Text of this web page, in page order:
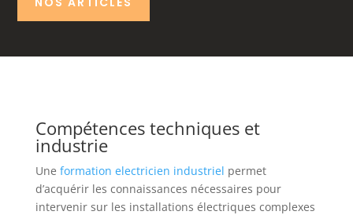
Compétences techniques et
industrie
Une formation electricien industriel permet
d’acquérir les connaissances nécessaires pour
intervenir sur les installations électriques complexes